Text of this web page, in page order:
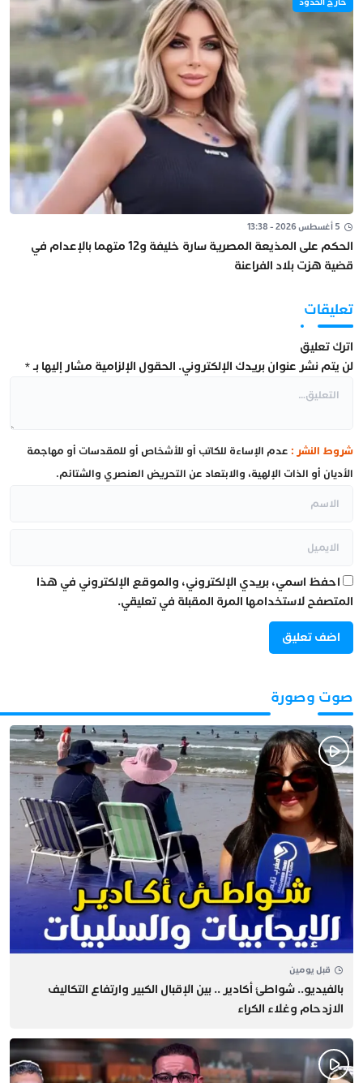
5 أغسطس 2026 - 13:38
الحكم على المذيعة المصرية سارة خليفة و12 متهما بالإعدام في
قضية هزت بلاد الفراعنة
تعليقات
اترك تعليق
لن يتم نشر عنوان بريدك الإلكتروني. الحقول الإلزامية مشار إليها بـ*
شروط النشر : عدم الإساءة للكاتب أو للأشخاص أو للمقدسات أو مهاجمة
الأديان أو الذات الإلهية، والابتعاد عن التحريض العنصري والشتائم.
احفظ اسمي، بريدي الإلكتروني، والموقع الإلكتروني في هذا
المتصفح لاستخدامها المرة المقبلة في تعليقي.
صوت وصورة
قبل يومين
بالفيديو.. شواطئ أكادير .. بين الإقبال الكبير وارتفاع التكاليف
الازدحام وغلاء الكراء